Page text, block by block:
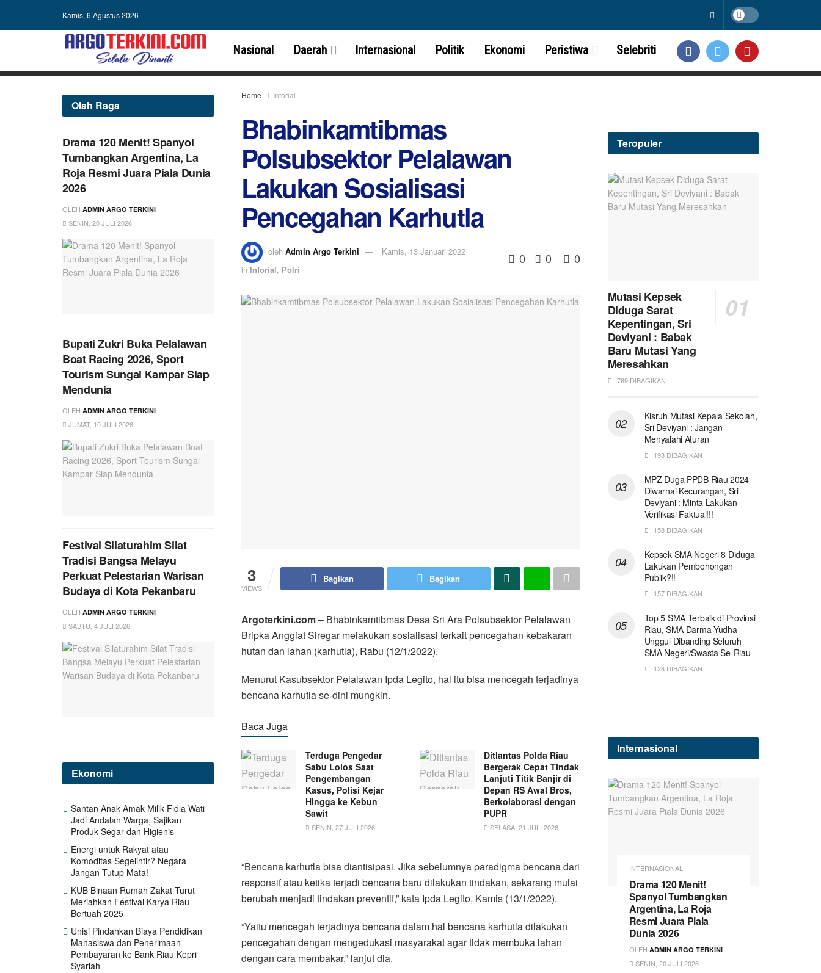
Kamis, 6 Agustus 2026
Nasional Daerah Internasional Politik Ekonomi Peristiwa Selebriti
Home Inforial
Bhabinkamtibmas
Polsubsektor Pelalawan
Lakukan Sosialisasi
Pencegahan Karhutla
oleh Admin Argo Terkini
Kamis, 13 Januari 2022
in Inforial, Polri
0 0 0
3
VIEWS
Bagikan Bagikan
Argoterkini.com– Bhabinkamtibmas Desa Sri Ara Polsubsektor Pelalawan
Bripka Anggiat Siregar melakukan sosialisasi terkait pencegahan kebakaran
hutan dan lahan (karhutla), Rabu (12/1/2022).
Menurut Kasubsektor Pelalawan Ipda Legito, hal itu bisa mencegah terjadinya
bencana karhutla se-dini mungkin.
Baca Juga
Terduga Pengedar
Sabu Lolos Saat
Pengembangan
Kasus, Polisi Kejar
Hingga ke Kebun
Sawit
SENIN, 27 JULI 2026
Ditlantas Polda Riau
Bergerak Cepat Tindak
Lanjuti Titik Banjir di
Depan RS Awal Bros,
Berkolaborasi dengan
PUPR
SELASA, 21 JULI 2026
“Bencana karhutla bisa diantisipasi. Jika sebelumnya paradigma bencana dari
responsif atau ketika terjadi bencana baru dilakukan tindakan, sekarang mulai
berubah menjadi tindakan preventif,” kata Ipda Legito, Kamis (13/1/2022).
“Yaitu mencegah terjadinya bencana dalam hal bencana karhutla dilakukan
pencegahan dengan mengedukasi masyarakat agar tidak membuka lahan
dengan cara membakar,” lanjut dia.
Olah Raga
Drama 120 Menit! Spanyol
Tumbangkan Argentina, La
Roja Resmi Juara Piala Dunia
2026
OLEH ADMIN ARGO TERKINI
SENIN, 20 JULI 2026
Bupati Zukri Buka Pelalawan
Boat Racing 2026, Sport
Tourism Sungai Kampar Siap
Mendunia
OLEH ADMIN ARGO TERKINI
JUMAT, 10 JULI 2026
Festival Silaturahim Silat
Tradisi Bangsa Melayu
Perkuat Pelestarian Warisan
Budaya di Kota Pekanbaru
OLEH ADMIN ARGO TERKINI
SABTU, 4 JULI 2026
Ekonomi
Santan Anak Amak Milik Fidia Wati
Jadi Andalan Warga, Sajikan
Produk Segar dan Higienis
Energi untuk Rakyat atau
Komoditas Segelintir? Negara
Jangan Tutup Mata!
KUB Binaan Rumah Zakat Turut
Meriahkan Festival Karya Riau
Bertuah 2025
Unisi Pindahkan Biaya Pendidikan
Mahasiswa dan Penerimaan
Pembayaran ke Bank Riau Kepri
Syariah
Teropuler
Mutasi Kepsek
Diduga Sarat
Kepentingan, Sri
Deviyani : Babak
Baru Mutasi Yang
Meresahkan
769 DIBAGIKAN
Kisruh Mutasi Kepala Sekolah,
Sri Deviyani : Jangan
Menyalahi Aturan
193 DIBAGIKAN
MPZ Duga PPDB Riau 2024
Diwarnai Kecurangan, Sri
Deviyani : Minta Lakukan
Verifikasi Faktual!!!
158 DIBAGIKAN
Kepsek SMA Negeri 8 Diduga
Lakukan Pembohongan
Publik?!!
157 DIBAGIKAN
Top 5 SMA Terbaik di Provinsi
Riau, SMA Darma Yudha
Unggul Dibanding Seluruh
SMA Negeri/Swasta Se-Riau
128 DIBAGIKAN
Internasional
INTERNASIONAL
Drama 120 Menit!
Spanyol Tumbangkan
Argentina, La Roja
Resmi Juara Piala
Dunia 2026
OLEH ADMIN ARGO TERKINI
SENIN, 20 JULI 2026